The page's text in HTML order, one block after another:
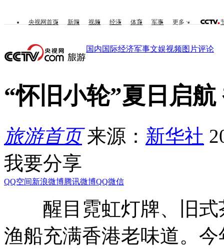
央视网首页 新闻 视频 经济 体育 军事 更多
国内国际经济军事文娱视频图片评论
“怀旧小轮”夏日启
旅游首页 来源： 新华社
我要分享
QQ空间新浪微博腾讯微博QQ微信
醒目霓虹灯牌、旧式
渔船充满香港老味道。